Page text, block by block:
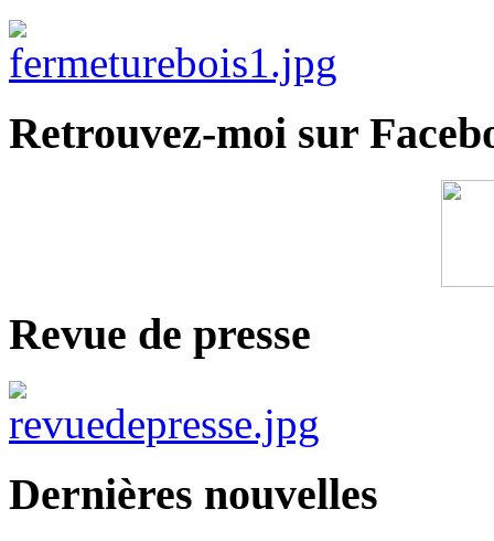
Retrouvez-moi sur
Revue de presse
Dernières nouvelles